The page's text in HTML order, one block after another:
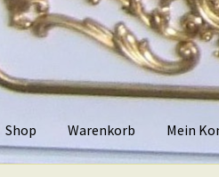
Shop Warenkorb Mein